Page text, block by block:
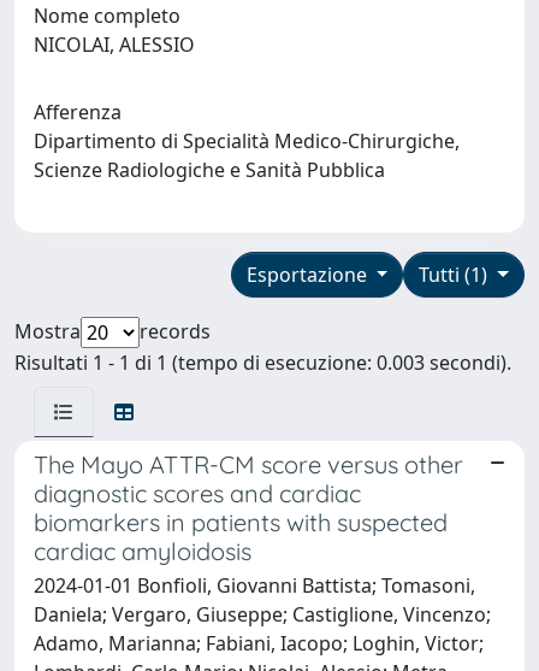
Nome completo
NICOLAI, ALESSIO
Afferenza
Dipartimento di Specialità Medico-Chirurgiche,
Scienze Radiologiche e Sanità Pubblica
Tutti (1)
Esportazione
Mostra
records
Risultati 1 - 1 di 1 (tempo di esecuzione: 0.003 secondi).
The Mayo ATTR-CM score versus other
diagnostic scores and cardiac
biomarkers in patients with suspected
cardiac amyloidosis
2024-01-01 Bonfioli, Giovanni Battista; Tomasoni,
Daniela; Vergaro, Giuseppe; Castiglione, Vincenzo;
Adamo, Marianna; Fabiani, Iacopo; Loghin, Victor;